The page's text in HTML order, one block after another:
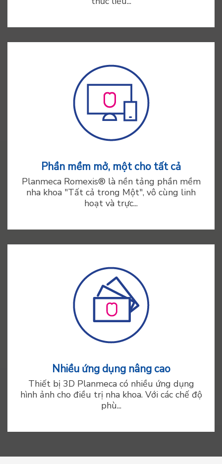
Phần mềm mở, một cho tất cả
Planmeca Romexis® là nền tảng phần mềm
nha khoa "Tất cả trong Một", vô cùng linh
hoạt và trực...
Nhiều ứng dụng nâng cao
Thiết bị 3D Planmeca có nhiều ứng dụng
hình ảnh cho điều trị nha khoa. Với các chế độ
phù...